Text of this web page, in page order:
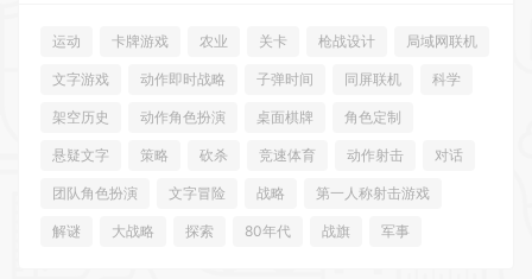
运动 卡牌游戏 农业 关卡 枪战设计 局域网联机
文字游戏 动作即时战略 子弹时间 同屏联机 科学
架空历史 动作角色扮演 桌面棋牌 角色定制
悬疑文字 策略 砍杀 竞速体育 动作射击 对话
团队角色扮演 文字冒险 战略 第一人称射击游戏
解谜 大战略 探索 80年代 战旗 军事